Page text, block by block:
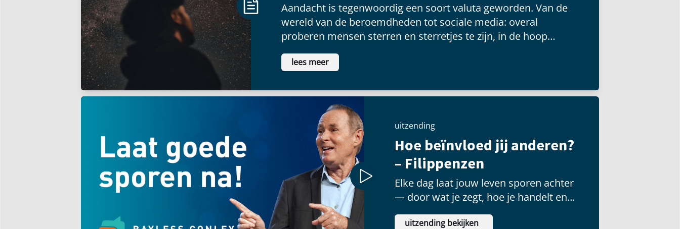
Aandacht is tegenwoordig een soort valuta geworden. Van de
wereld van de beroemdheden tot sociale media: overal
proberen mensen sterren en sterretjes te zijn, in de hoop
voldoening te vinden als ze voor een groot publiek kunnen
schitteren.
lees meer
uitzending
Hoe beïnvloed jij anderen?
– Filippenzen
Elke dag laat jouw leven sporen achter
— door wat je zegt, hoe je handelt en
welke prioriteiten je stelt.
uitzending bekijken